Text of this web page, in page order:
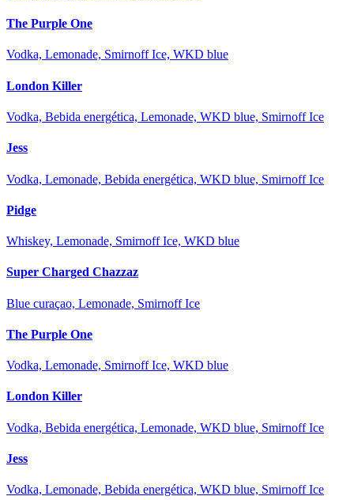
The Purple One
Vodka, Lemonade, Smirnoff Ice, WKD blue
London Killer
Vodka, Bebida energética, Lemonade, WKD blue, Smirnoff Ice
Jess
Vodka, Lemonade, Bebida energética, WKD blue, Smirnoff Ice
Pidge
Whiskey, Lemonade, Smirnoff Ice, WKD blue
Super Charged Chazzaz
Blue curaçao, Lemonade, Smirnoff Ice
The Purple One
Vodka, Lemonade, Smirnoff Ice, WKD blue
London Killer
Vodka, Bebida energética, Lemonade, WKD blue, Smirnoff Ice
Jess
Vodka, Lemonade, Bebida energética, WKD blue, Smirnoff Ice